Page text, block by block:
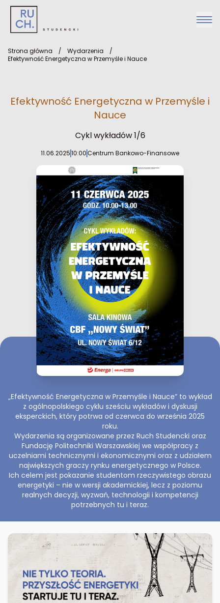
Strona główna / Wydarzenia
/
Efektywność Energetyczna w Przemyśle i Nauce
Efektywność Energetyczna w Przemyśle i
Nauce
Cykl wykładów 1/6
11.06.202510:00Centrum Bankowo-Finansowe
„Efektywność Energetyczna w Przemyśle i Nauce” to wykład
z ogólnopolskiego cyklu sześciu wykładów i dyskusji
eksperckich, który potrwa od czerwca do września 2025
roku.
Wydarzenia są organizowane przez Ruch Studencki oraz
Fundację Politechniki Warszawskiej we współpracy z
uczelniami technicznymi i ekonomicznymi oraz z udziałem
największych graczy rynku energetycznego w Polsce.
Ich celem jest pokazanie studentom rzeczywistego obrazu
energetyki – nie w wersji akademickiej, lecz z poziomu
realnych decyzji, wyzwań, technologii i kompetencji
potrzebnych tu i teraz.